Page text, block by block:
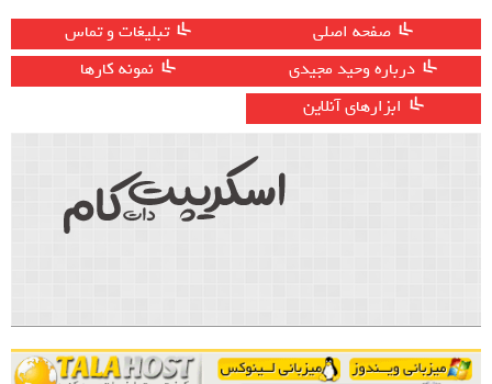
صفحه اصلی
تبلیغات و تماس
درباره وحید مجیدی
نمونه کارها
ابزارهای آنلاین